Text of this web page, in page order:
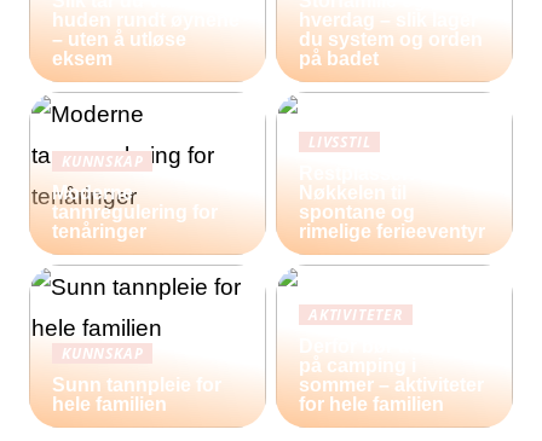
huden rundt øynene
– uten å utløse
eksem
hverdag – slik lager
du system og orden
på badet
KUNNSKAP
Moderne
tannregulering for
tenåringer
LIVSSTIL
Nøkkelen til
spontane og
rimelige ferieeventyr
KUNNSKAP
Sunn tannpleie for
hele familien
AKTIVITETER
på camping i
sommer – aktiviteter
for hele familien